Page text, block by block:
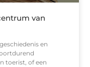
van
en
toerist, of een